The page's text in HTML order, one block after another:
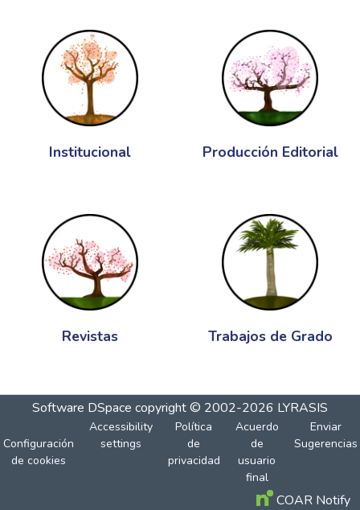
Institucional Producción Editorial
Revistas Trabajos de Grado
Software DSpace copyright © 2002-2026 LYRASIS
Configuración
de cookies
Accessibility
settings
Política
de
privacidad
Acuerdo
de
usuario
final
Enviar
Sugerencias
COAR Notify